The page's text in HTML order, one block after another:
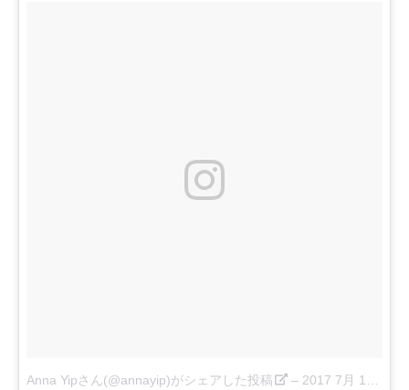
Anna Yipさん(@annayip)がシェアした投稿 – 2017 7月 11 4:15午前 PDT